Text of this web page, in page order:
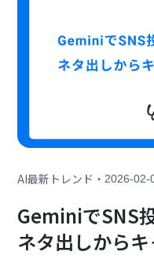
AI最新トレンド ・2026-02-
GeminiでSNS
ネタ出しから